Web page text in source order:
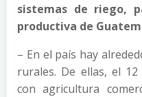
sistemas de riego,
productiva de
– En el país hay
rurales. De ellas, el
con agricultura